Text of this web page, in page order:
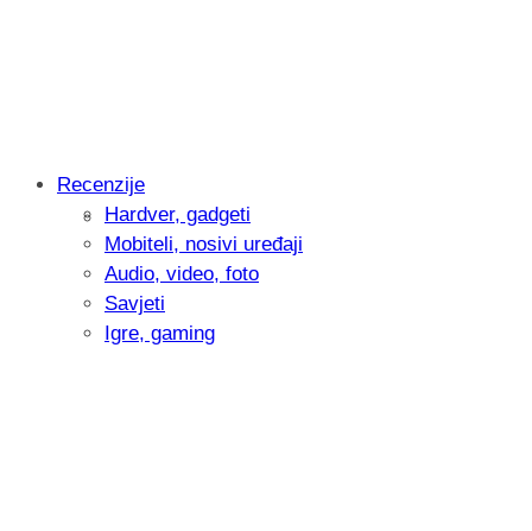
Intervju: Goran Jović, fotograf -
Recenzije
Hardver, gadgeti
Mobiteli, nosivi uređaji
Audio, video, foto
Savjeti
Igre, gaming